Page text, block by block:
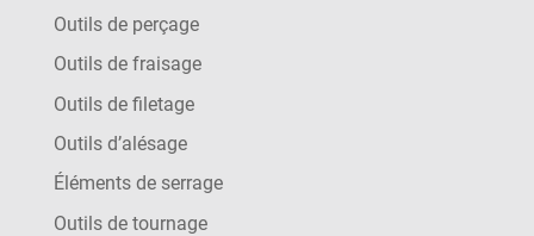
Outils de perçage
Outils de fraisage
Outils de filetage
Outils d’alésage
Éléments de serrage
Outils de tournage